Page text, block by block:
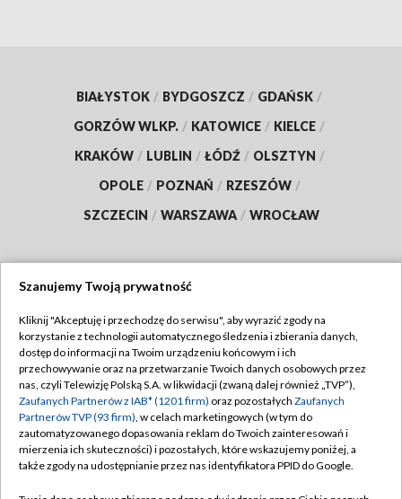
BIAŁYSTOK / BYDGOSZCZ / GDAŃSK /
GORZÓW WLKP. / KATOWICE / KIELCE /
KRAKÓW / LUBLIN / ŁÓDŹ / OLSZTYN /
OPOLE / POZNAŃ / RZESZÓW /
SZCZECIN / WARSZAWA / WROCŁAW
TVP
Abonament TVP
Emisja w TVP
Centrum informacji TVP
Naziemna Telewizja Cyfrowa
Regulamin TVP
Polityka prywatności
Moje zgody
Pomoc
Szanujemy Twoją prywatność
Kliknij "Akceptuję i przechodzę do serwisu", aby wyrazić zgody na
korzystanie z technologii automatycznego śledzenia i zbierania danych,
dostęp do informacji na Twoim urządzeniu końcowym i ich
przechowywanie oraz na przetwarzanie Twoich danych osobowych przez
nas, czyli Telewizję Polską S.A. w likwidacji (zwaną dalej również „TVP”),
Zaufanych Partnerów z IAB* (1201 firm) oraz pozostałych Zaufanych
Partnerów TVP (93 firm), w celach marketingowych (w tym do
zautomatyzowanego dopasowania reklam do Twoich zainteresowań i
mierzenia ich skuteczności) i pozostałych, które wskazujemy poniżej, a
także zgody na udostępnianie przez nas identyfikatora PPID do Google.